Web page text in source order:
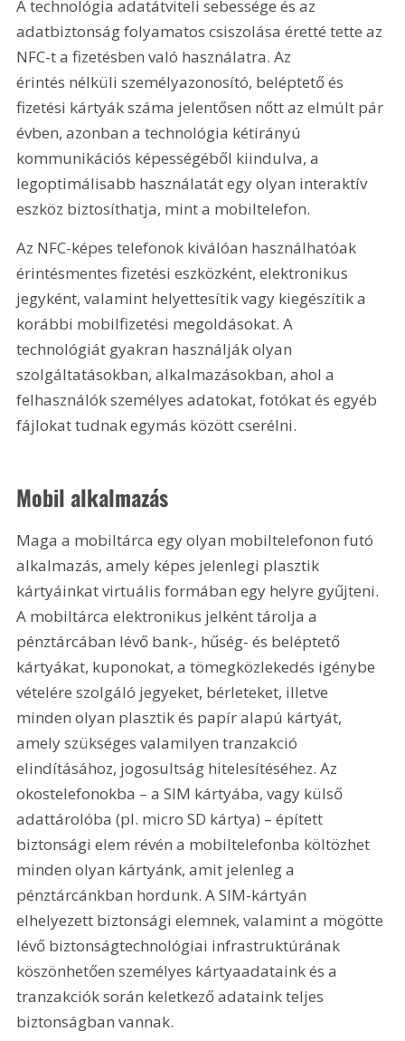
A technológia adatátviteli sebessége és az
adatbiztonság folyamatos csiszolása éretté tette az
NFC-t a fizetésben való használatra. Az
érintés nélküli személyazonosító, beléptető és
fizetési kártyák száma jelentősen nőtt az elmúlt pár
évben, azonban a technológia kétirányú
kommunikációs képességéből kiindulva, a
legoptimálisabb használatát egy olyan interaktív
eszköz biztosíthatja, mint a mobiltelefon.
Az NFC-képes telefonok kiválóan használhatóak
érintésmentes fizetési eszközként, elektronikus
jegyként, valamint helyettesítik vagy kiegészítik a
korábbi mobilfizetési megoldásokat. A
technológiát gyakran használják olyan
szolgáltatásokban, alkalmazásokban, ahol a
felhasználók személyes adatokat, fotókat és egyéb
fájlokat tudnak egymás között cserélni.
Mobil alkalmazás
Maga a mobiltárca egy olyan mobiltelefonon futó
alkalmazás, amely képes jelenlegi plasztik
kártyáinkat virtuális formában egy helyre gyűjteni.
A mobiltárca elektronikus jelként tárolja a
pénztárcában lévő bank-, hűség- és beléptető
kártyákat, kuponokat, a tömegközlekedés igénybe
vételére szolgáló jegyeket, bérleteket, illetve
minden olyan plasztik és papír alapú kártyát,
amely szükséges valamilyen tranzakció
elindításához, jogosultság hitelesítéséhez. Az
okostelefonokba – a SIM kártyába, vagy külső
adattárolóba (pl. micro SD kártya) – épített
biztonsági elem révén a mobiltelefonba költözhet
minden olyan kártyánk, amit jelenleg a
pénztárcánkban hordunk. A SIM-kártyán
elhelyezett biztonsági elemnek, valamint a mögötte
lévő biztonságtechnológiai infrastruktúrának
köszönhetően személyes kártyaadataink és a
tranzakciók során keletkező adataink teljes
biztonságban vannak.